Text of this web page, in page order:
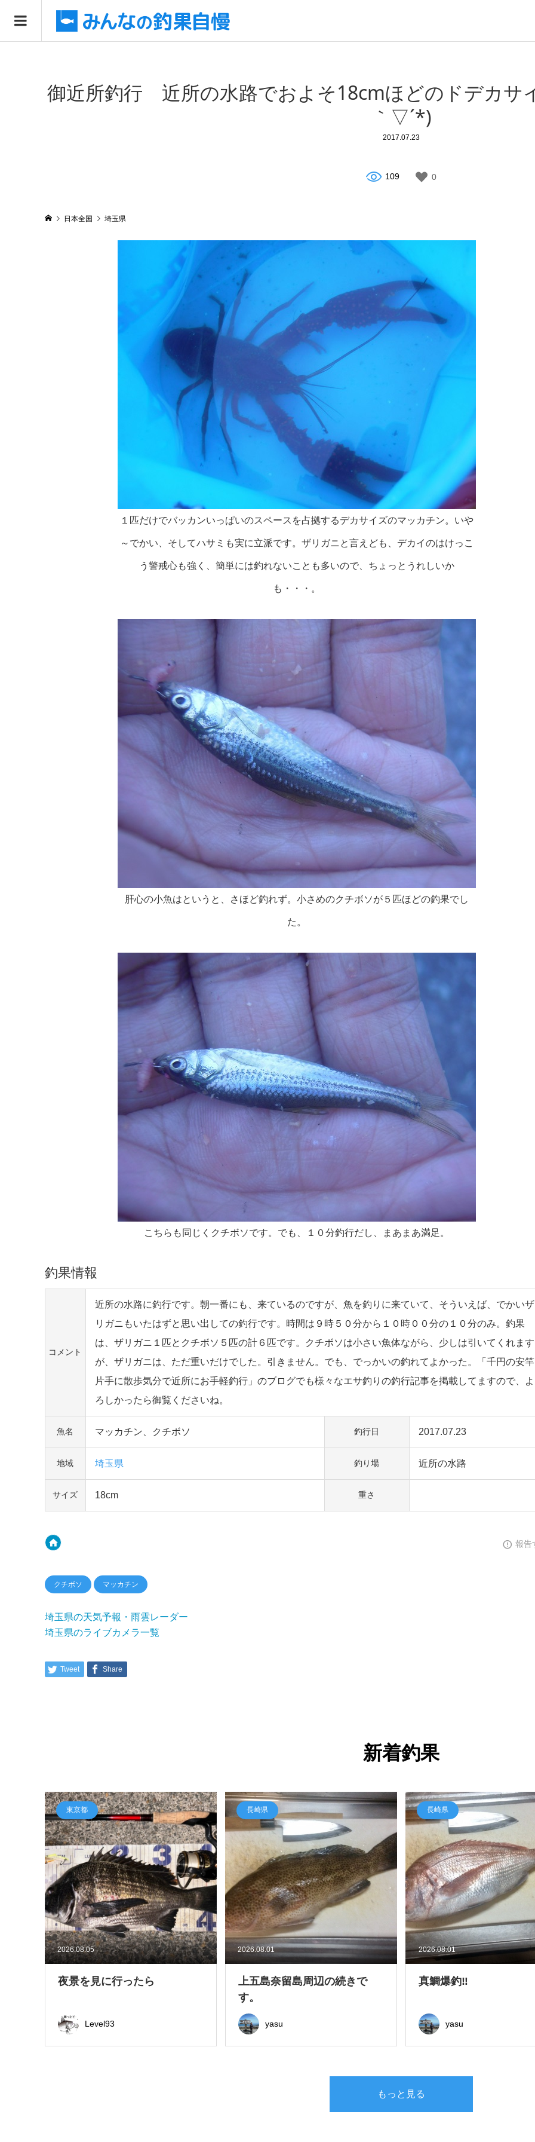
御近所釣行 近所の水路でおよそ18cmほどのドデカサ
｀▽´*)
2017.07.23
109 0
日本全国 埼玉県
１匹だけでバッカンいっぱいのスペースを占拠するデカサイズのマッカチン。いや
～でかい、そしてハサミも実に立派です。ザリガニと言えども、デカイのはけっこ
う警戒心も強く、簡単には釣れないことも多いので、ちょっとうれしいか
も・・・。
肝心の小魚はというと、さほど釣れず。小さめのクチボソが５匹ほどの釣果でし
た。
こちらも同じくクチボソです。でも、１０分釣行だし、まあまあ満足。
釣果情報
コメント
近所の水路に釣行です。朝一番にも、来ているのですが、魚を釣りに来ていて、そういえば、でかいザ
リガニもいたはずと思い出しての釣行です。時間は９時５０分から１０時００分の１０分のみ。釣果
は、ザリガニ１匹とクチボソ５匹の計６匹です。クチボソは小さい魚体ながら、少しは引いてくれます
が、ザリガニは、ただ重いだけでした。引きません。でも、でっかいの釣れてよかった。「千円の安竿
片手に散歩気分で近所にお手軽釣行」のブログでも様々なエサ釣りの釣行記事を掲載してますので、よ
ろしかったら御覧くださいね。
魚名 マッカチン、クチボソ 釣行日 2017.07.23
地域 埼玉県 釣り場 近所の水路
サイズ 18cm 重さ
報告
クチボソ マッカチン
埼玉県の天気予報・雨雲レーダー
埼玉県のライブカメラ一覧
Tweet Share
新着釣果
2026.08.05
東京都
夜景を見に行ったら
Level93
2026.08.01
長崎県
上五島奈留島周辺の続きで
す。
yasu
2026.08.01
長崎県
真鯛爆釣‼
yasu
もっと見る